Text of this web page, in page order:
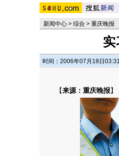
新闻中心 > 综合 > 重庆晚报
实
时间：2006年07月18日03:31
【来源：重庆晚报】